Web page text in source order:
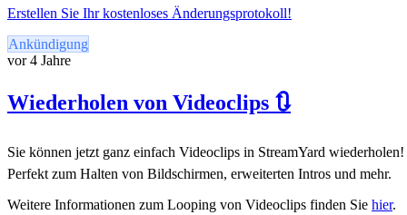
Erstellen Sie Ihr kostenloses Änderungsprotokoll!
Ankündigung
vor 4 Jahre
Wiederholen von Videoclips 🔃
Sie können jetzt ganz einfach Videoclips in StreamYard wiederholen!
Perfekt zum Halten von Bildschirmen, erweiterten Intros und mehr.
Weitere Informationen zum Looping von Videoclips finden Sie hier.